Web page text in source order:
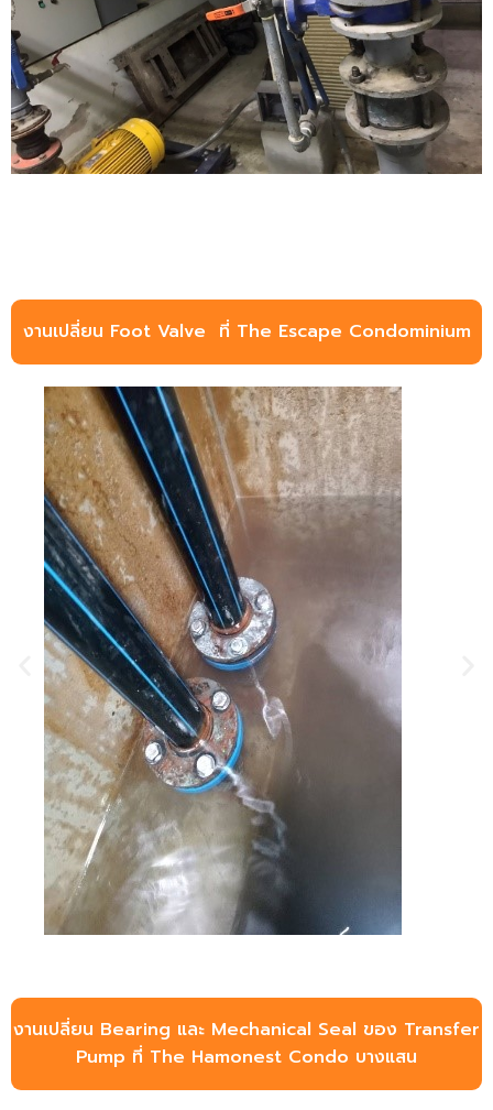
งานเปลี่ยน Foot Valve ที่ The Escape Condominium
งานเปลี่ยน Bearing และ Mechanical Seal ของ Transfer
Pump ที่ The Hamonest Condo บางแสน